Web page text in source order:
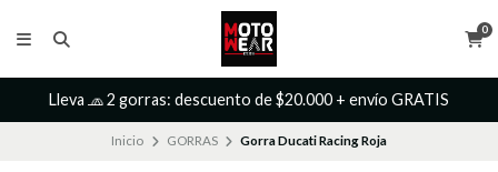
0
Lleva 🧢 2 gorras: descuento de $20.000 + envío GRATIS
Inicio GORRAS Gorra Ducati Racing Roja